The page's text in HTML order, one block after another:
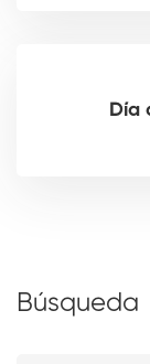
Día
Búsqueda